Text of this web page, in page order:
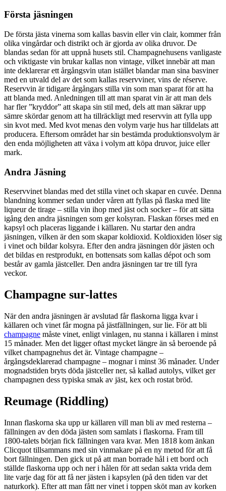
Första jäsningen
De första jästa vinerna som kallas basvin eller vin clair, kommer från
olika vingårdar och distrikt och är gjorda av olika druvor. De
blandas sedan för att uppnå husets stil. Champagnehusens vanligaste
och viktigaste vin brukar kallas non vintage, vilket innebär att man
inte deklarerar ett årgångsvin utan istället blandar man sina basviner
med en utvald del av det som kallas reservviner, vins de réserve.
Reservvin är tidigare årgångars stilla vin som man sparat för att ha
att blanda med. Anledningen till att man sparat vin är att man dels
har fler ”kryddor” att skapa sin stil med, dels att man säkrar upp
sämre skördar genom att ha tillräckligt med reservvin att fylla upp
sin kvot med. Med kvot menas den volym varje hus har tilldelats att
producera. Eftersom området har sin bestämda produktionsvolym är
den enda möjligheten att växa i volym att köpa druvor, juice eller
mark.
Andra Jäsning
Reservvinet blandas med det stilla vinet och skapar en cuvée. Denna
blandning kommer sedan under våren att fyllas på flaska med lite
liqueur de tirage – stilla vin ihop med jäst och socker – för att sätta
igång den andra jäsningen som ger kolsyran. Flaskan förses med en
kapsyl och placeras liggande i källaren. Nu startar den andra
jäsningen, vilken är den som skapar koldioxid. Koldioxiden löser sig
i vinet och bildar kolsyra. Efter den andra jäsningen dör jästen och
det bildas en restprodukt, en bottensats som kallas dépot och som
består av gamla jästceller. Den andra jäsningen tar tre till fyra
veckor.
Champagne sur-lattes
När den andra jäsningen är avslutad får flaskorna ligga kvar i
källaren och vinet får mogna på jästfällningen, sur lie. För att bli
champagne måste vinet, enligt vinlagen, nu stanna i källaren i minst
15 månader. Men det ligger oftast mycket längre än så beroende på
vilket champagnehus det är. Vintage champagne –
årgångsdeklarerad champagne – mognar i minst 36 månader. Under
mognadstiden bryts döda jästceller ner, så kallad autolys, vilket ger
champagnen dess typiska smak av jäst, kex och rostat bröd.
Reumage (Riddling)
Innan flaskorna ska upp ur källaren vill man bli av med resterna –
fällningen av den döda jästen som samlats i flaskorna. Fram till
1800-talets början fick fällningen vara kvar. Men 1818 kom änkan
Clicquot tillsammans med sin vinmakare på en ny metod för att få
bort fällningen. Den gick ut på att man borrade hål i ett bord och
ställde flaskorna upp och ner i hålen för att sedan sakta vrida dem
lite varje dag för att få ner jästen i kapsylen (på den tiden var det
naturkork). Efter att man fått ner vinet i toppen sköt man av korken